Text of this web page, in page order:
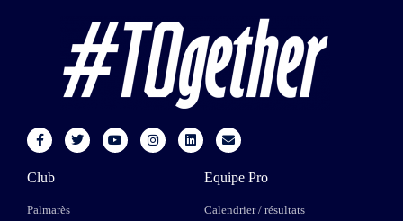
Club
Palmarès
Equipe Pro
Calendrier / résultats